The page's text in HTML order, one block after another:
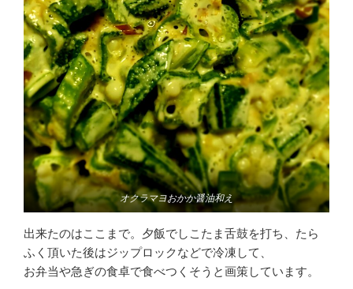
オクラマヨおかか醤油和え
出来たのはここまで。夕飯でしこたま舌鼓を打ち、たら
ふく頂いた後はジップロックなどで冷凍して、
お弁当や急ぎの食卓で食べつくそうと画策しています。